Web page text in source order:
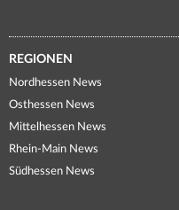
REGIONEN
Nordhessen News
Osthessen News
Mittelhessen News
Rhein-Main News
Südhessen News